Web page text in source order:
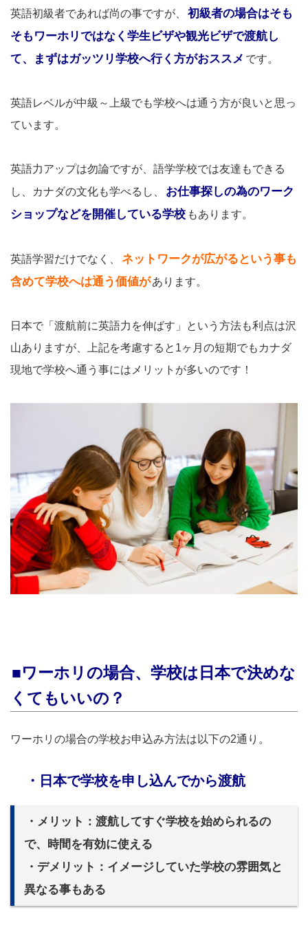
英語初級者であれば尚の事ですが、
初級者の場合はそも
そもワーホリではなく学生ビザや観光ビザで渡航し
て、まずはガッツリ学校へ行く方がおススメ です。
英語レベルが中級～上級でも学校へは通う方が良いと思っ
ています。
英語力アップは勿論ですが、語学学校では友達もできる
し、カナダの文化も学べるし、
お仕事探しの為のワーク
ショップなどを開催している学校 もあります。
英語学習だけでなく、
ネットワークが広がるという事も
含めて学校へは通う価値があります。
日本で「渡航前に英語力を伸ばす」という方法も利点は沢
山ありますが、上記を考慮すると1ヶ月の短期でもカナダ
現地で学校へ通う事にはメリットが多いのです！
■ワーホリの場合、学校は日本で決めな
くてもいいの？
ワーホリの場合の学校お申込み方法は以下の2通り。
・日本で学校を申し込んでから渡航
・メリット：渡航してすぐ学校を始められるの
で、時間を有効に使える
・デメリット：イメージしていた学校の雰囲気と
異なる事もある